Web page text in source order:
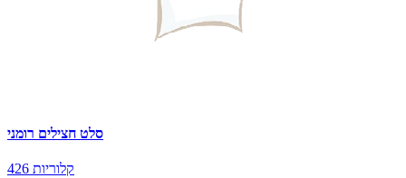
סלט חצילים רומני
426 קלוריות